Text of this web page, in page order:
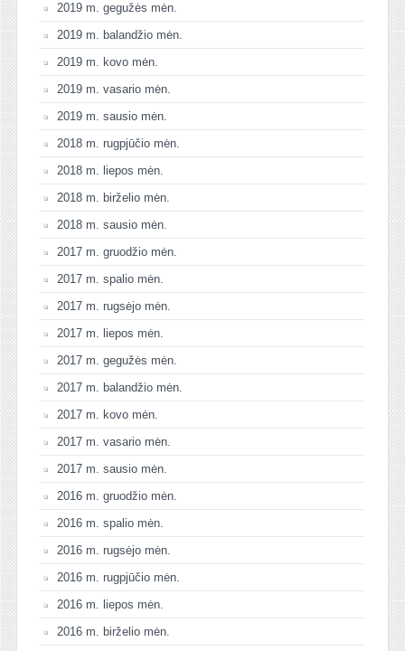
2019 m. gegužės mėn.
2019 m. balandžio mėn.
2019 m. kovo mėn.
2019 m. vasario mėn.
2019 m. sausio mėn.
2018 m. rugpjūčio mėn.
2018 m. liepos mėn.
2018 m. birželio mėn.
2018 m. sausio mėn.
2017 m. gruodžio mėn.
2017 m. spalio mėn.
2017 m. rugsėjo mėn.
2017 m. liepos mėn.
2017 m. gegužės mėn.
2017 m. balandžio mėn.
2017 m. kovo mėn.
2017 m. vasario mėn.
2017 m. sausio mėn.
2016 m. gruodžio mėn.
2016 m. spalio mėn.
2016 m. rugsėjo mėn.
2016 m. rugpjūčio mėn.
2016 m. liepos mėn.
2016 m. birželio mėn.